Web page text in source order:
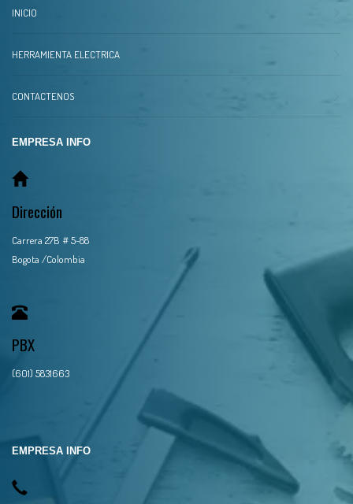
INICIO
HERRAMIENTA ELECTRICA
CONTACTENOS
EMPRESA INFO
Dirección
Carrera 27B # 5-88
Bogota /Colombia
PBX
(601) 5831663
EMPRESA INFO